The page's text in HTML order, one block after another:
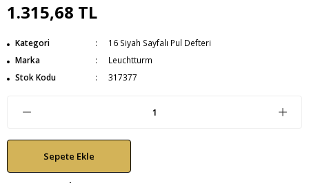
1.315,68 TL
Kategori
16 Siyah Sayfalı Pul Defteri
Marka
Leuchtturm
Stok Kodu
317377
Sepete Ekle